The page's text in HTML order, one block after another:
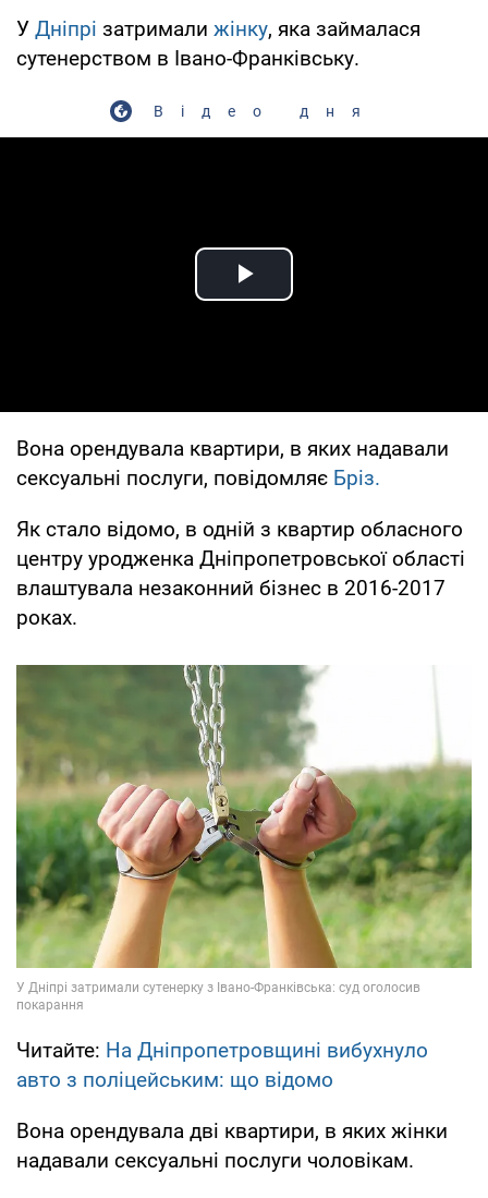
У Дніпрі затримали жінку, яка займалася
сутенерством в Івано-Франківську.
Відео дня
Play Video
Вона орендувала квартири, в яких надавали
сексуальні послуги, повідомляє Бріз.
Як стало відомо, в одній з квартир обласного
центру уродженка Дніпропетровської області
влаштувала незаконний бізнес в 2016-2017
роках.
Читайте: На Дніпропетровщині вибухнуло
авто з поліцейським: що відомо
Вона орендувала дві квартири, в яких жінки
надавали сексуальні послуги чоловікам.